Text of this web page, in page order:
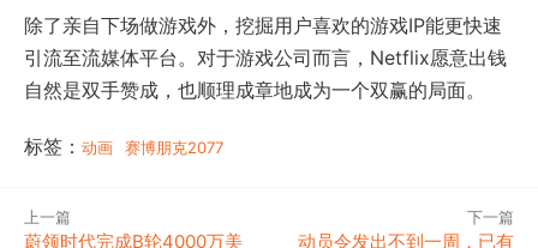
除了亲自下场做游戏外，挖掘用户喜欢的游戏IP能更快速
引流至流媒体平台。对于游戏公司而言，Netflix愿意出钱
自然是双手赞成，也顺理成章地成为一个双赢的局面。
标签： 动画 赛博朋克2077
上一篇
蔚领时代完成B轮4000万美
下一篇
动员令发出不到一周，已有